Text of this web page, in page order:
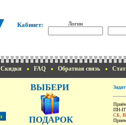
Кабинет: Логин
Скидки FAQ Обратная связь
ВЫБЕРИ
ПОДАРОК
ПН-
СБ,